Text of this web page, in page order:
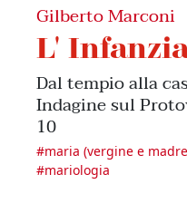
Gilberto Marconi
L'
Dal tempio alla
Indagine sul
10
#maria (vergine e
#mariologia